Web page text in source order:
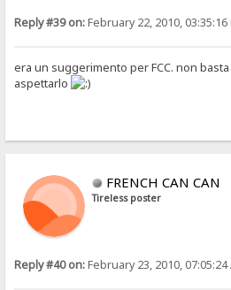
Reply #39 on:February 22, 2010, 03:35:16
era un suggerimento per FCC. non
aspettarlo
FRENCH CAN CAN
Tireless poster
Reply #40 on:February 23, 2010, 07:05:24